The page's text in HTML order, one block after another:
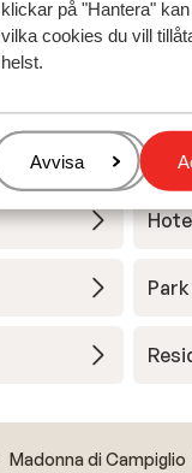
klickar på "Hantera"
vilka cookies du vill
helst.
Hantera
Avvisa
Madonna di Campiglio